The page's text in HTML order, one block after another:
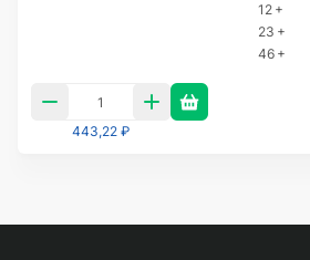
12 +
23 +
46 +
443,22 ₽